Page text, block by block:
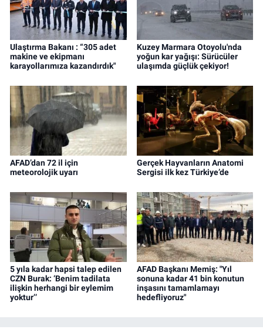
Ulaştırma Bakanı : “305 adet
makine ve ekipmanı
karayollarımıza kazandırdık"
Kuzey Marmara Otoyolu'nda
yoğun kar yağışı: Sürücüler
ulaşımda güçlük çekiyor!
AFAD’dan 72 il için
meteorolojik uyarı
Gerçek Hayvanların Anatomi
Sergisi ilk kez Türkiye’de
5 yıla kadar hapsi talep edilen
CZN Burak: ‘Benim tadilata
ilişkin herhangi bir eylemim
yoktur’’
AFAD Başkanı Memiş: "Yıl
sonuna kadar 41 bin konutun
inşasını tamamlamayı
hedefliyoruz"